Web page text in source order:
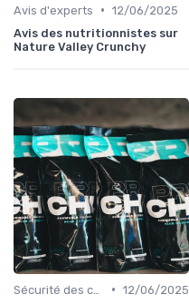
Avis d'experts • 12/06/2025
Avis des nutritionnistes sur
Nature Valley Crunchy
• 12/06/2025